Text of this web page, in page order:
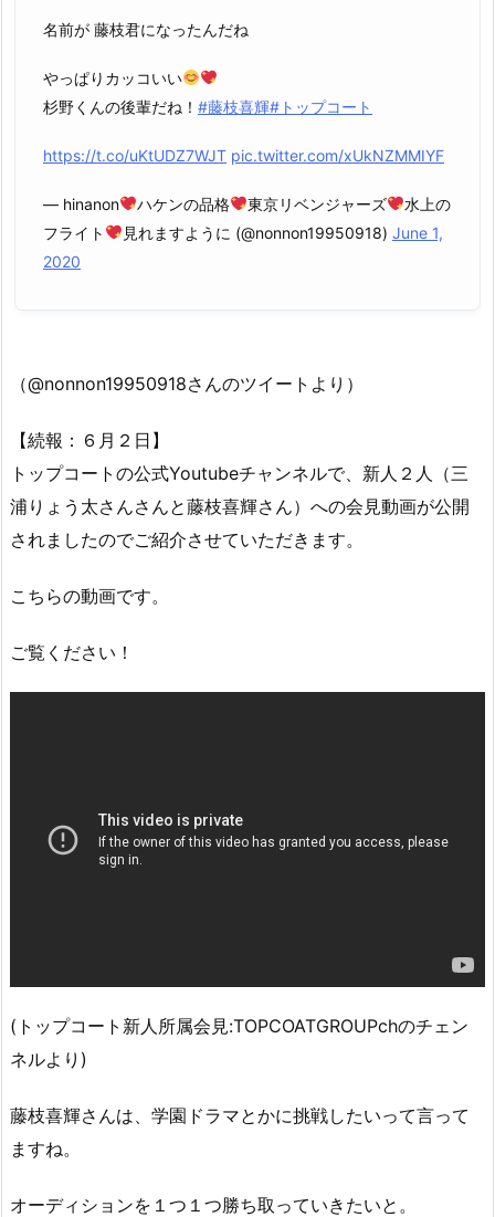
名前が 藤枝君になったんだね
やっぱりカッコいい
杉野くんの後輩だね！ #藤枝喜輝#トップコート
https://t.co/uKtUDZ7WJT pic.twitter.com/xUkNZMMIYF
— hinanon ハケンの品格 東京リベンジャーズ
水上の
フライト
見れますように (@nonnon19950918) June 1,
2020
（@nonnon19950918さんのツイートより）
【続報：６月２日】
トップコートの公式Youtubeチャンネルで、新人２人（三
浦りょう太さんさんと藤枝喜輝さん）への会見動画が公開
されましたのでご紹介させていただきます。
こちらの動画です。
ご覧ください！
(トップコート新人所属会見:TOPCOATGROUPchのチェン
ネルより)
藤枝喜輝さんは、学園ドラマとかに挑戦したいって言って
ますね。
オーディションを１つ１つ勝ち取っていきたいと。